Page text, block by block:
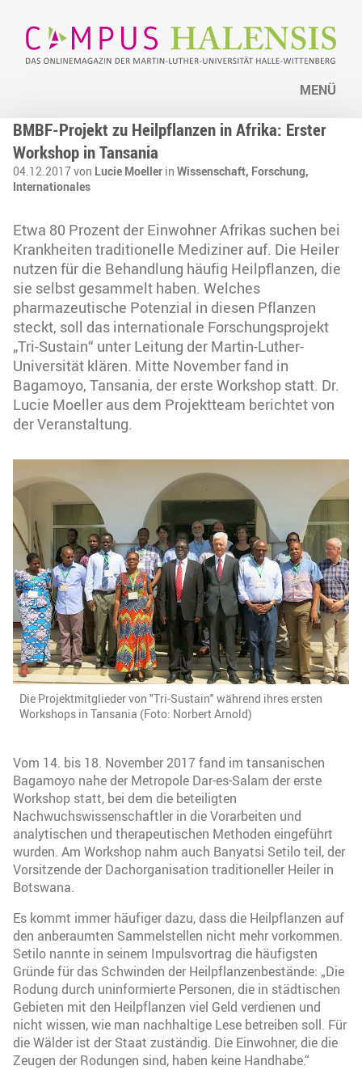
MENÜ
BMBF-Projekt zu Heilpflanzen in Afrika: Erster
Workshop in Tansania
04.12.2017 von Lucie Moeller in Wissenschaft, Forschung,
Internationales
Etwa 80 Prozent der Einwohner Afrikas suchen bei
Krankheiten traditionelle Mediziner auf. Die Heiler
nutzen für die Behandlung häufig Heilpflanzen, die
sie selbst gesammelt haben. Welches
pharmazeutische Potenzial in diesen Pflanzen
steckt, soll das internationale Forschungsprojekt
„Tri-Sustain“ unter Leitung der Martin-Luther-
Universität klären. Mitte November fand in
Bagamoyo, Tansania, der erste Workshop statt. Dr.
Lucie Moeller aus dem Projektteam berichtet von
der Veranstaltung.
Die Projektmitglieder von "Tri-Sustain" während ihres ersten
Workshops in Tansania (Foto: Norbert Arnold)
Vom 14. bis 18. November 2017 fand im tansanischen
Bagamoyo nahe der Metropole Dar-es-Salam der erste
Workshop statt, bei dem die beteiligten
Nachwuchswissenschaftler in die Vorarbeiten und
analytischen und therapeutischen Methoden eingeführt
wurden. Am Workshop nahm auch Banyatsi Setilo teil, der
Vorsitzende der Dachorganisation traditioneller Heiler in
Botswana.
Es kommt immer häufiger dazu, dass die Heilpflanzen auf
den anberaumten Sammelstellen nicht mehr vorkommen.
Setilo nannte in seinem Impulsvortrag die häufigsten
Gründe für das Schwinden der Heilpflanzenbestände: „Die
Rodung durch uninformierte Personen, die in städtischen
Gebieten mit den Heilpflanzen viel Geld verdienen und
nicht wissen, wie man nachhaltige Lese betreiben soll. Für
die Wälder ist der Staat zuständig. Die Einwohner, die die
Zeugen der Rodungen sind, haben keine Handhabe.“